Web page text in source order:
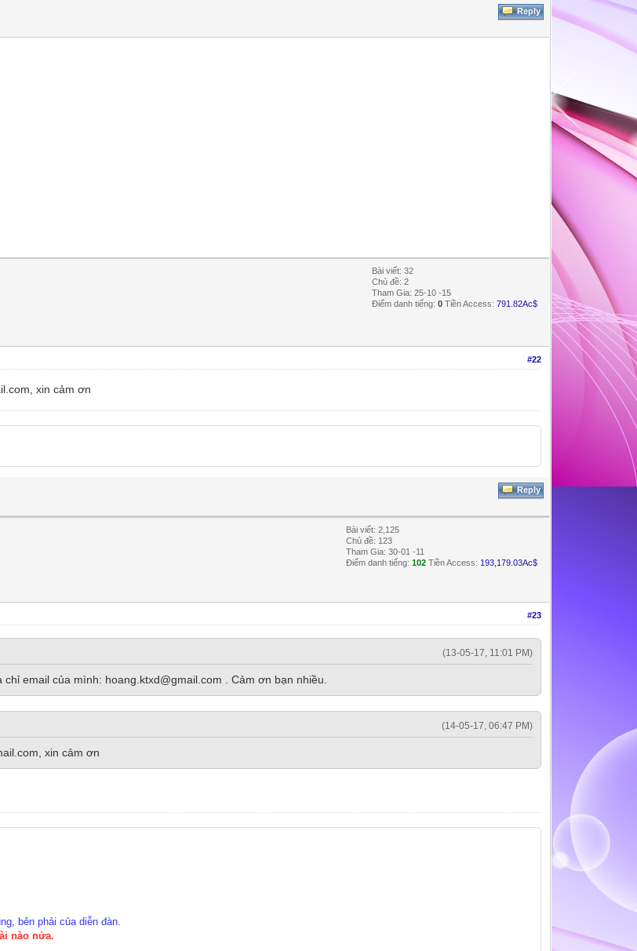
Reply
Bài viết: 32
Chủ đề: 2
Tham Gia: 25-10 -15
Điểm danh tiếng:0 Tiền Access: 791.82Ac$
#22
xin cảm ơn
Reply
Bài viết: 2,125
Chủ đề: 123
Tham Gia: 30-01 -11
Điểm danh tiếng:102 Tiền Access: 193,179.03Ac$
#23
(13-05-17, 11:01 PM)
email của mình: hoang.ktxd@gmail.com . Cảm ơn bạn nhiều.
(14-05-17, 06:47 PM)
xin cảm ơn
bên phải của diễn đàn.
nào nửa.